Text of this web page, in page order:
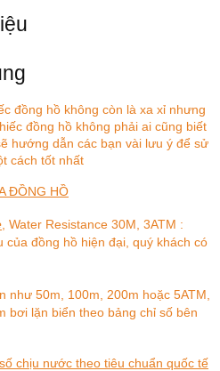
đồng hồ không còn là xa xỉ nhưng
đồng hồ không phải ai cũng biết
hướng dẫn các bạn vài lưu ý để sử
cách tốt nhất
ĐỒNG HỒ
, Water Resistance 30M, 3ATM :
của đồng hồ hiện đại, quý khách có
như 50m, 100m, 200m hoặc 5ATM,
bơi lặn biển theo bảng chỉ số bên
chịu nước theo tiêu chuẩn quốc tế